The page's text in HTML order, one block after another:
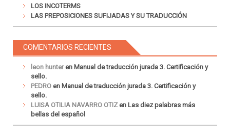
LOS INCOTERMS
LAS PREPOSICIONES SUFIJADAS Y SU TRADUCCIÓN
COMENTARIOS RECIENTES
leon hunteren Manual de traducción jurada 3. Certificación y
sello.
PEDRO en Manual de traducción jurada 3. Certificación y
sello.
LUISA OTILIA NAVARRO OTIZ en Las diez palabras más
bellas del español